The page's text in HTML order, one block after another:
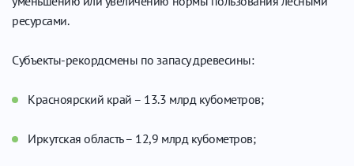
ресурсами.
Субъекты-рекордсмены по запасу древесины:
Красноярский край – 13.3 млрд кубометров;
Иркутская область – 12,9 млрд кубометров;